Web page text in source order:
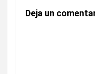
Deja un